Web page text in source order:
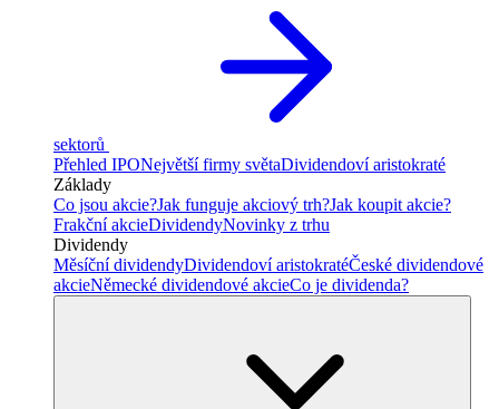
sektorů
Přehled IPONejvětší firmy světaDividendoví aristokraté
Základy
Co jsou akcie?Jak funguje akciový trh?Jak koupit akcie?
Frakční akcieDividendyNovinky z trhu
Dividendy
Měsíční dividendyDividendoví aristokratéČeské dividendové
akcieNěmecké dividendové akcieCo je dividenda?